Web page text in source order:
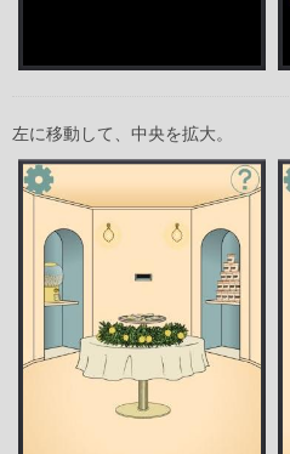
左に移動して、中央を拡大。